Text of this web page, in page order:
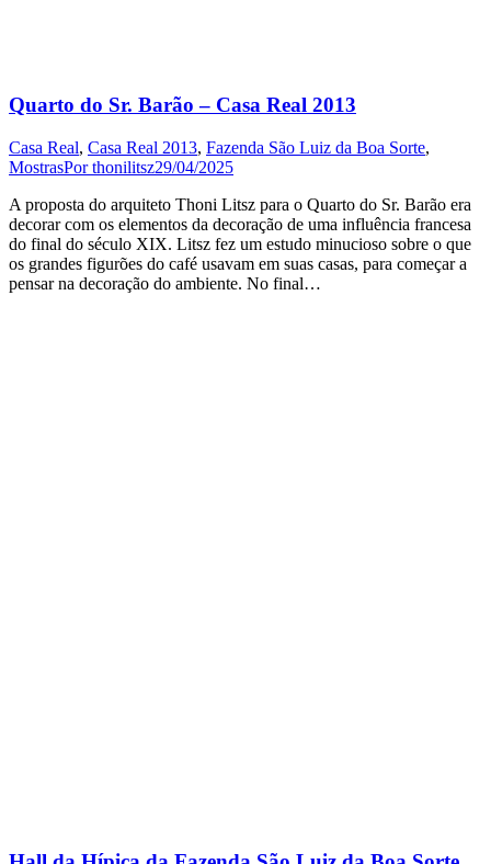
Quarto do Sr. Barão – Casa Real 2013
Casa Real, Casa Real 2013, Fazenda São Luiz da Boa Sorte,
MostrasPorthonilitsz29/04/2025
A proposta do arquiteto Thoni Litsz para o Quarto do Sr. Barão era
decorar com os elementos da decoração de uma influência francesa
do final do século XIX. Litsz fez um estudo minucioso sobre o que
os grandes figurões do café usavam em suas casas, para começar a
pensar na decoração do ambiente. No final…